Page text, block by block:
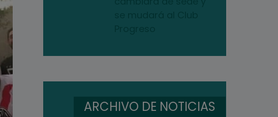
ARCHIVO DE NOTICIAS